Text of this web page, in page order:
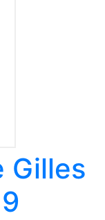
Gilles